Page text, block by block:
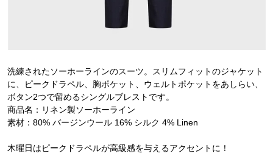
洗練されたソーホーラインのスーツ。スリムフィットのジャケット
に、ピークドラペル、胸ポケット、ウェルトポケットをあしらい、
ボタン2つで留めるシングルブレストです。
商品名：リネン製ソーホーライン
素材：80% バージンウール 16% シルク 4% Linen
木曜日はピークドラペルが高級感を与えるアクセントに！